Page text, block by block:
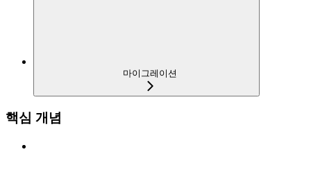
마이그레이션
핵심 개념